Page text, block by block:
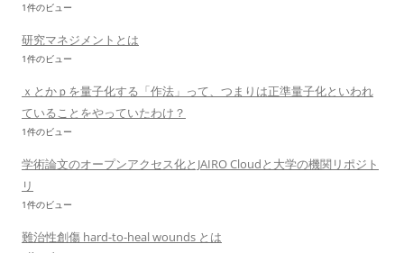
1件のビュー
研究マネジメントとは
1件のビュー
ｘとかｐを量子化する「作法」って、つまりは正準量子化といわれ
ていることをやっていたわけ？
1件のビュー
学術論文のオープンアクセス化とJAIRO Cloudと大学の機関リポジト
リ
1件のビュー
難治性創傷 hard-to-heal wounds とは